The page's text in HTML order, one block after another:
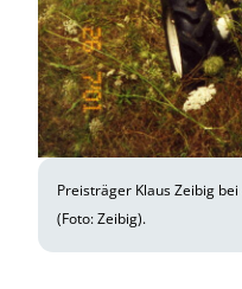
Preisträger Klaus Zeibig
(Foto: Zeibig).